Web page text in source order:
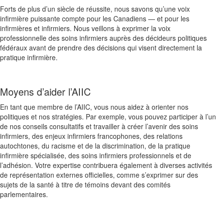
Forts de plus d’un siècle de réussite, nous savons qu’une voix
infirmière puissante compte pour les Canadiens — et pour les
infirmières et infirmiers. Nous veillons à exprimer la voix
professionnelle des soins infirmiers auprès des décideurs politiques
fédéraux avant de prendre des décisions qui visent directement la
pratique infirmière.
Moyens d’aider l’AIIC
En tant que membre de l’AIIC, vous nous aidez à orienter nos
politiques et nos stratégies. Par exemple, vous pouvez participer à l’un
de nos conseils consultatifs et travailler à créer l’avenir des soins
infirmiers, des enjeux infirmiers francophones, des relations
autochtones, du racisme et de la discrimination, de la pratique
infirmière spécialisée, des soins infirmiers professionnels et de
l’adhésion. Votre expertise contribuera également à diverses activités
de représentation externes officielles, comme s’exprimer sur des
sujets de la santé à titre de témoins devant des comités
parlementaires.